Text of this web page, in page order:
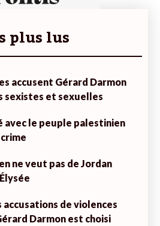
plus lus
accusent Gérard Darmon
sexistes et sexuelles
avec le peuple palestinien
crime
ne veut pas de Jordan
accusations de violences
Darmon est choisi